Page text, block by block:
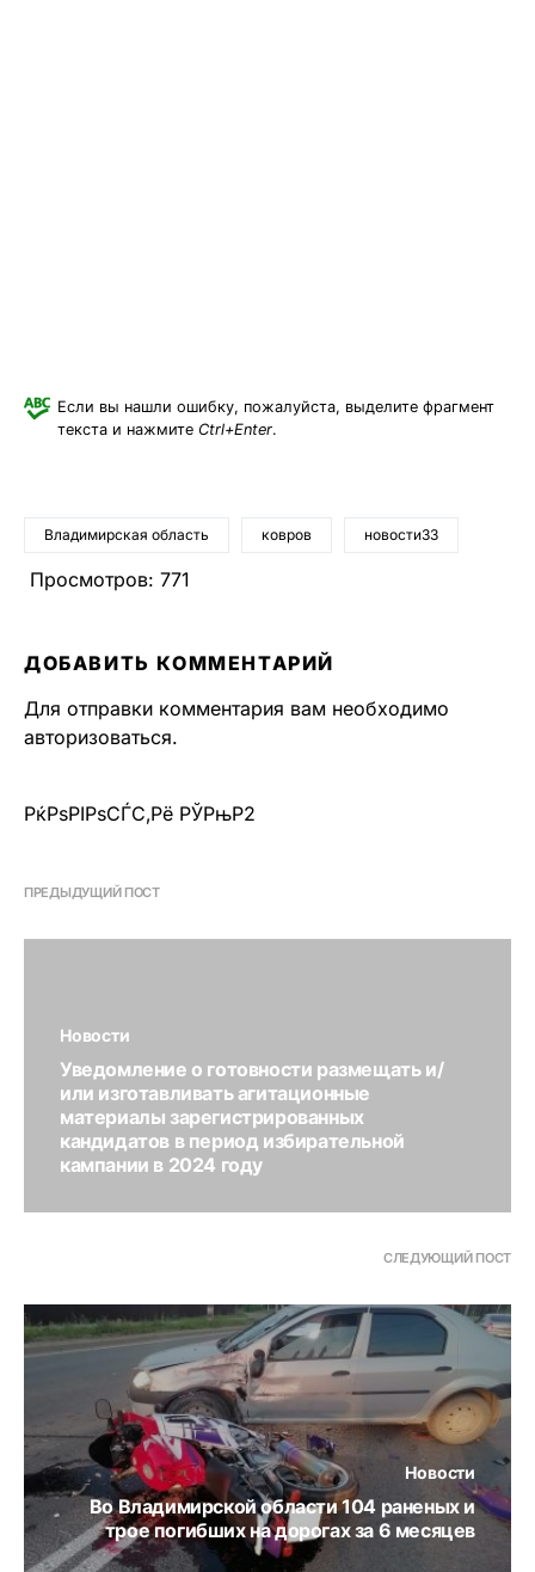
Если вы нашли ошибку, пожалуйста, выделите фрагмент
текста и нажмите Ctrl+Enter.
Владимирская область ковров новости33
Просмотров: 771
ДОБАВИТЬ КОММЕНТАРИЙ
Для отправки комментария вам необходимо
авторизоваться.
РќРѕРІРѕСЃС‚Рё РЎРњР2
ПРЕДЫДУЩИЙ ПОСТ
Новости
Уведомление о готовности размещать и/
или изготавливать агитационные
материалы зарегистрированных
кандидатов в период избирательной
кампании в 2024 году
СЛЕДУЮЩИЙ ПОСТ
Новости
Во Владимирской области 104 раненых и
трое погибших на дорогах за 6 месяцев